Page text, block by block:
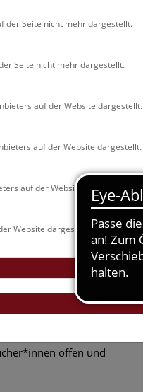
Show:
die Welt der
Donau-
im und am Wasser
du die Wildnis
offen und
der Seite nicht mehr dargestellt.
Seite nicht mehr dargestellt.
auf der Website dargestellt.
auf der Website dargestellt.
auf der Website dargestellt.
Website dargestellt.